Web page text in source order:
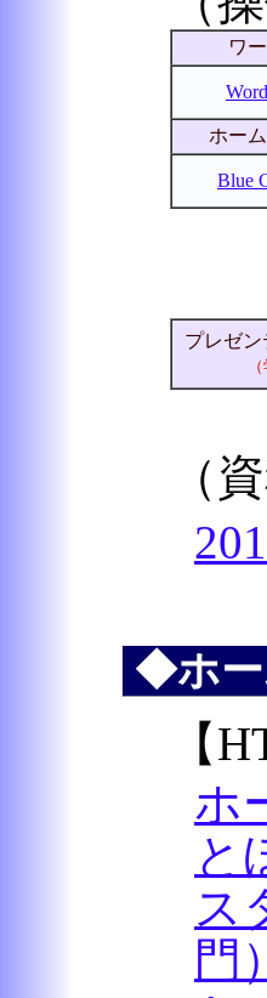
ワ
ホー
Blue
プレゼ
（
◆ホー
【
ホ
と
ス
門）